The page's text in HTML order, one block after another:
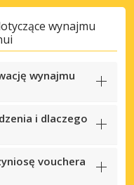
wynajmu
wynajmu
i dlaczego
vouchera